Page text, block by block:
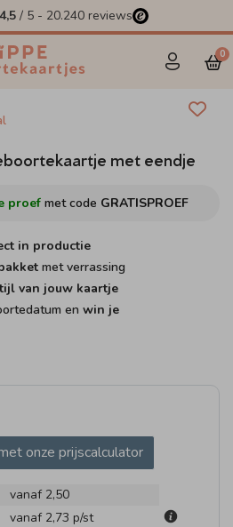
4,5 / 5 - 20.240 reviews
0
met eendje
proef met code GRATISPROEF
in productie
met verrassing
van jouw kaartje
en win je
onze prijscalculator
vanaf 2,50
vanaf 2,73 p/st